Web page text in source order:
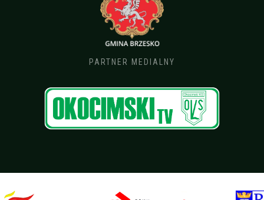
PARTNER MEDIALNY